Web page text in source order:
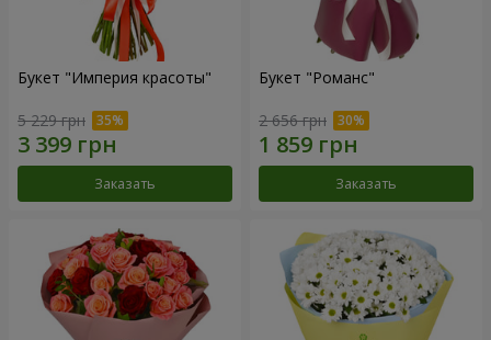
Букет "Империя красоты"
5 229 грн
Заказать
Букет "Романс"
2 656 грн
Заказать